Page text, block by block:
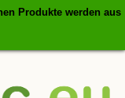
Produkte werden aus